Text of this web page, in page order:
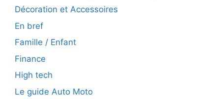
Décoration et Accessoires
En bref
Famille / Enfant
Finance
High tech
Le guide Auto Moto